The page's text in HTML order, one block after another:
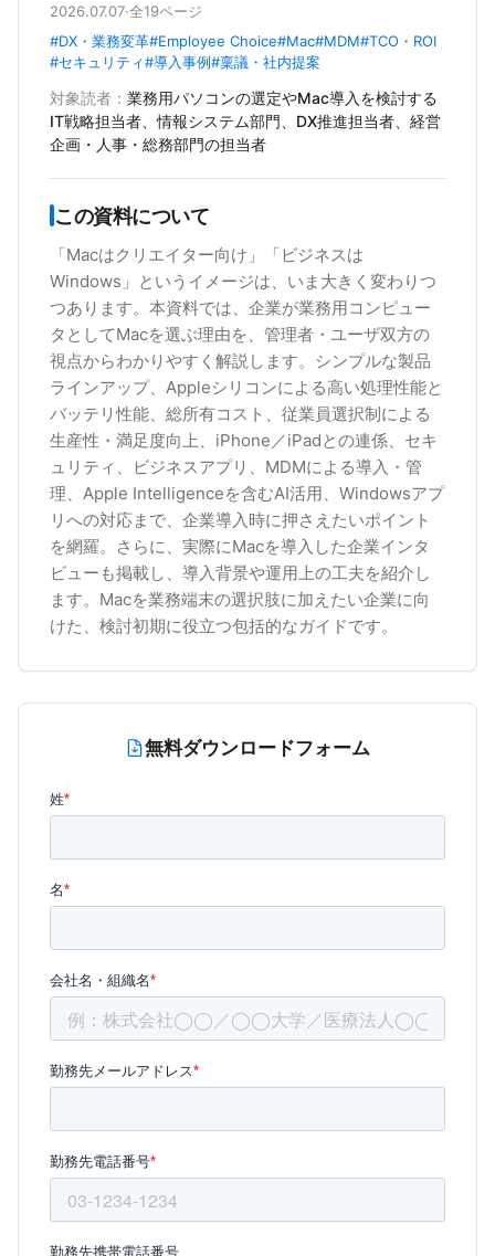
2026.07.07·全19ページ
#DX・業務変革#Employee Choice#Mac#MDM#TCO・ROI
#セキュリティ#導入事例#稟議・社内提案
対象読者： 業務用パソコンの選定やMac導入を検討する
IT戦略担当者、情報システム部門、DX推進担当者、経営
企画・人事・総務部門の担当者
この資料について
「Macはクリエイター向け」「ビジネスは
Windows」というイメージは、いま大きく変わりつ
つあります。本資料では、企業が業務用コンピュー
タとしてMacを選ぶ理由を、管理者・ユーザ双方の
視点からわかりやすく解説します。シンプルな製品
ラインアップ、Appleシリコンによる高い処理性能と
バッテリ性能、総所有コスト、従業員選択制による
生産性・満足度向上、iPhone／iPadとの連係、セキ
ュリティ、ビジネスアプリ、MDMによる導入・管
理、Apple Intelligenceを含むAI活用、Windowsアプ
リへの対応まで、企業導入時に押さえたいポイント
を網羅。さらに、実際にMacを導入した企業インタ
ビューも掲載し、導入背景や運用上の工夫を紹介し
ます。Macを業務端末の選択肢に加えたい企業に向
けた、検討初期に役立つ包括的なガイドです。
無料ダウンロードフォーム